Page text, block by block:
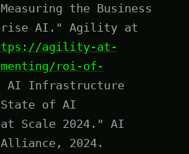
the Business
AI." Agility at
agility-at-
roi-of-
AI Infrastructure
of AI
Scale 2024." AI
2024.